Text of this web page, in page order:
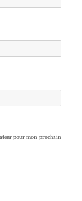
pour mon prochain